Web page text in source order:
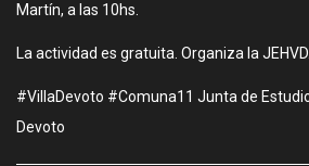
Martín, a las 10hs.
La actividad es gratuita. Organiza la
#VillaDevoto #Comuna11 Junta de
Devoto